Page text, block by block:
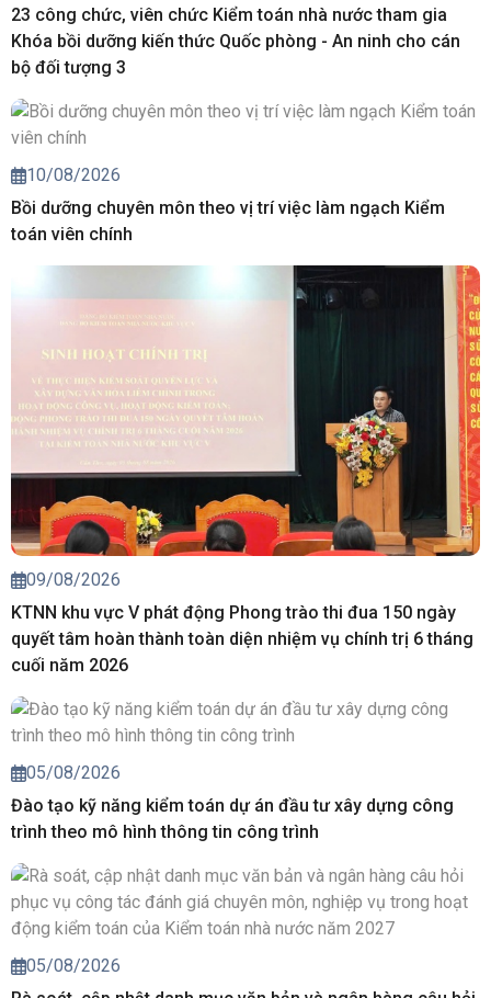
23 công chức, viên chức Kiểm toán nhà nước tham gia
Khóa bồi dưỡng kiến thức Quốc phòng - An ninh cho cán
bộ đối tượng 3
10/08/2026
Bồi dưỡng chuyên môn theo vị trí việc làm ngạch Kiểm
toán viên chính
09/08/2026
KTNN khu vực V phát động Phong trào thi đua 150 ngày
quyết tâm hoàn thành toàn diện nhiệm vụ chính trị 6 tháng
cuối năm 2026
05/08/2026
Đào tạo kỹ năng kiểm toán dự án đầu tư xây dựng công
trình theo mô hình thông tin công trình
05/08/2026